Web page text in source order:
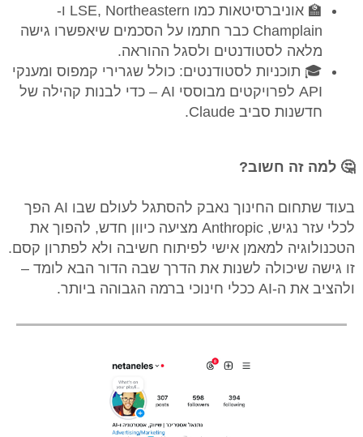
🏫 אוניברסיטאות כמו LSE, Northeastern ו-
Champlain כבר חתמו על הסכמים שיאפשרו גישה
מלאה לסטודנטים ולסגל ההוראה.
🎓 תוכניות לסטודנטים: כולל שגרירי קמפוס ומענקי
API לפרויקטים מבוססי AI – כדי לבנות קהילה של
חדשנות סביב Claude.
🤔 למה זה חשוב?
בעוד שתחום החינוך נאבק להסתגל לעולם שבו AI הפך
לכלי עזר נגיש, Anthropic מציעה כיוון חדש, להפוך את
הטכנולוגיה למאמן אישי לפיתוח חשיבה ולא לפתרון קסם.
זו גישה שיכולה לשנות את הדרך שבה הדור הבא לומד –
ולהציב את ה-AI ככלי חינוכי ברמה הגבוהה ביותר.